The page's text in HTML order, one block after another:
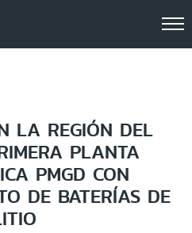
LA REGIÓN DEL
PLANTA
PMGD CON
DE BATERÍAS DE